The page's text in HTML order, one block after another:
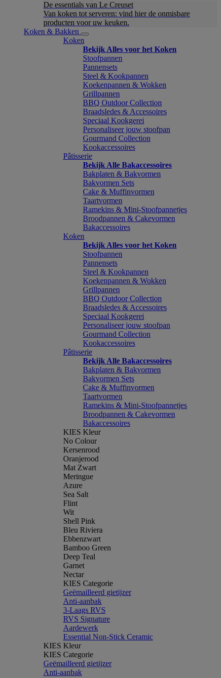
De essentials van Le Creuset
Van koken tot serveren: vind hier de onmisbare
producten voor uw keuken.
Koken & Bakken
Koken
Bekijk Alles voor het Koken
Stoofpannen
Pannensets
Steel & Kookpannen
Koekenpannen & Wokken
Grillpannen
BBQ Outdoor Collection
Braadsledes & Accessoires
Speciaal Kookgerei
Personaliseer jouw stoofpan
Gourmand Collection
Kookaccessoires
Pâtisserie
Bekijk Alle Bakaccessoires
Bakplaten & Bakvormen
Bakvormen Sets
Cake & Muffinvormen
Taartvormen
Ramekins & Mini-Stoofpannetjes
Broodpannen & Cakevormen
Bakaccessoires
Koken
Bekijk Alles voor het Koken
Stoofpannen
Pannensets
Steel & Kookpannen
Koekenpannen & Wokken
Grillpannen
BBQ Outdoor Collection
Braadsledes & Accessoires
Speciaal Kookgerei
Personaliseer jouw stoofpan
Gourmand Collection
Kookaccessoires
Pâtisserie
Bekijk Alle Bakaccessoires
Bakplaten & Bakvormen
Bakvormen Sets
Cake & Muffinvormen
Taartvormen
Ramekins & Mini-Stoofpannetjes
Broodpannen & Cakevormen
Bakaccessoires
KIES Kleur
No Colour
Kersenrood
Oranjerood
Mat Zwart
Meringue
Azure
Sea Salt
Flint
Wit
Shell Pink
Bleu Riviera
Ebbenzwart
Bamboo Green
Deep Teal
Garnet
Nectar
KIES Categorie
Geëmailleerd gietijzer
Anti-aanbak
3-Laags RVS
RVS Signature
Aardewerk
Essential Non-Stick Ceramic
KIES Kleur
KIES Categorie
Geëmailleerd gietijzer
Anti-aanbak